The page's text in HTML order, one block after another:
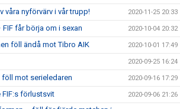
våra nyförvärv i vår trupp! 2020-11-25 20:33
får börja om i sexan 2020-10-04 20:32
föll ändå mot Tibro AIK 2020-10-01 17:49
2020-09-25 16:24
mot serieledaren 2020-09-16 17:29
förlustsvit 2020-09-06 21:26